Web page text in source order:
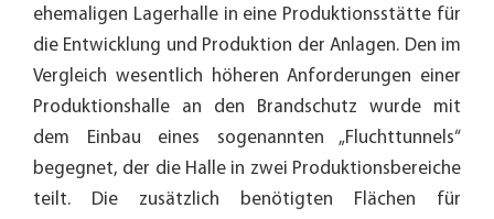
ehemaligen Lagerhalle in eine Produktionsstätte für
die Entwicklung und Produktion der Anlagen. Den im
Vergleich wesentlich höheren Anforderungen einer
Produktionshalle an den Brandschutz wurde mit
dem Einbau eines sogenannten „Fluchttunnels“
begegnet, der die Halle in zwei Produktionsbereiche
teilt. Die zusätzlich benötigten Flächen für